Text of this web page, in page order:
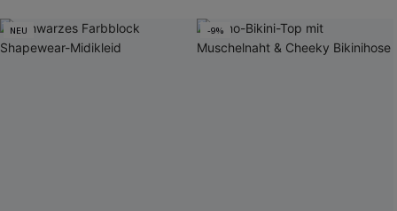
NEU -9%